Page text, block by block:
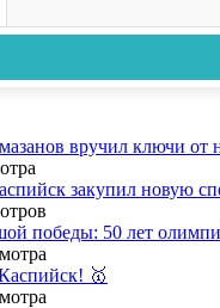
вручил ключи от
закупил новую
победы: 50 лет
🥇